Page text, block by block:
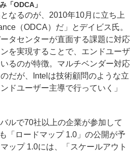
「ODCA」
なるのが、2010年10月に立ち上
（ODCA）だ」とデイビス氏。
タセンターが直面する課題に対応
を実現することで、エンドユーザ
るのが特徴。マルチベンダー対応
だが、Intelは技術顧問のような立
ドユーザー主導で行っていく」
ルで70社以上の企業が参加して
「ロードマップ 1.0」の公開が予
ップ 1.0には、「スケールアウト